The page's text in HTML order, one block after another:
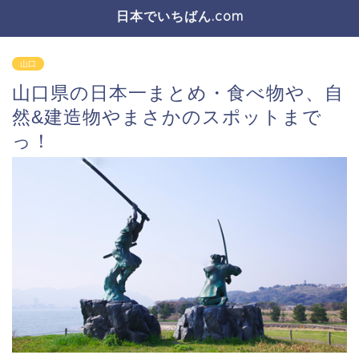
日本でいちばん.com
山口
山口県の日本一まとめ・食べ物や、自
然&建造物やまさかのスポットまで
っ！